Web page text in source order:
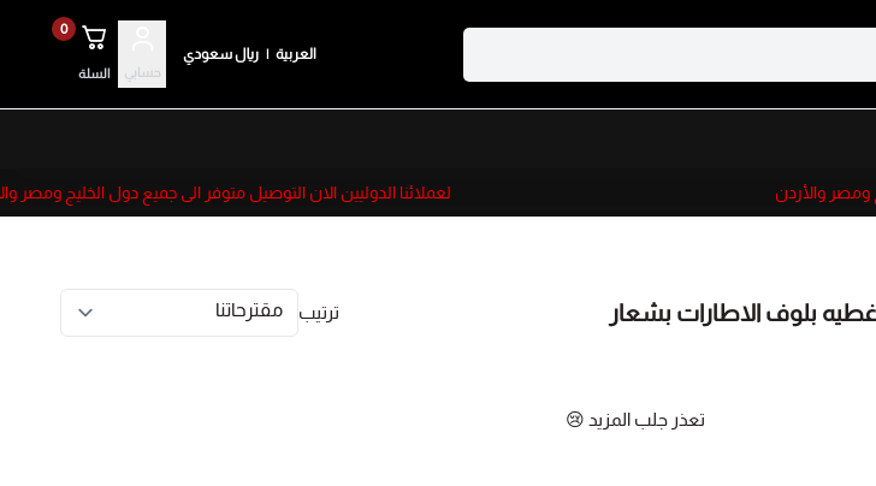
العربية | ريال سعودي
حسابي
0
السلة
ومصر والأردن لعملائنا الدوليين الان التوصيل متوفر الى جميع دول الخليج ومصر
بلوف الاطارات بشعار ترتيب
تعذر جلب المزيد 😢